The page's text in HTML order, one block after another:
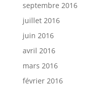
septembre 2016
juillet 2016
juin 2016
avril 2016
mars 2016
février 2016